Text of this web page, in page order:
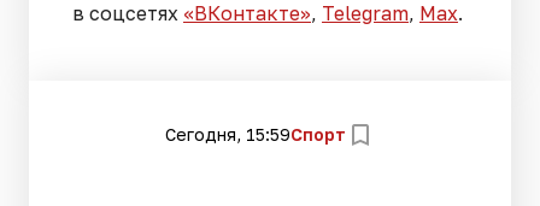
в соцсетях «ВКонтакте», Telegram, Мах.
Сегодня, 15:59Спорт